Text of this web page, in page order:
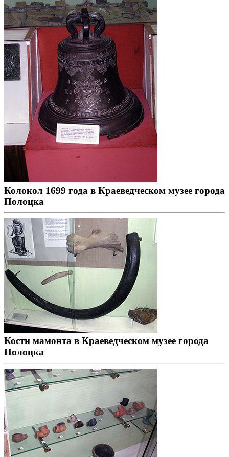
Колокол 1699 года в Краеведческом музее города
Полоцка
Кости мамонта в Краеведческом музее города
Полоцка